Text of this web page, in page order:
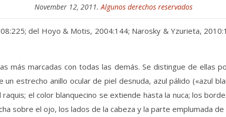
November 12, 2011. Algunos derechos reservados
del Hoyo & Motis, 2004:144; Narosky & Yzurieta,
más marcadas con todas las demás. Se distingue de ellas
estrecho anillo ocular de piel desnuda, azul pálido («azul
el color blanquecino se extiende hasta la nuca; los
sobre el ojo, los lados de la cabeza y la parte emplumada